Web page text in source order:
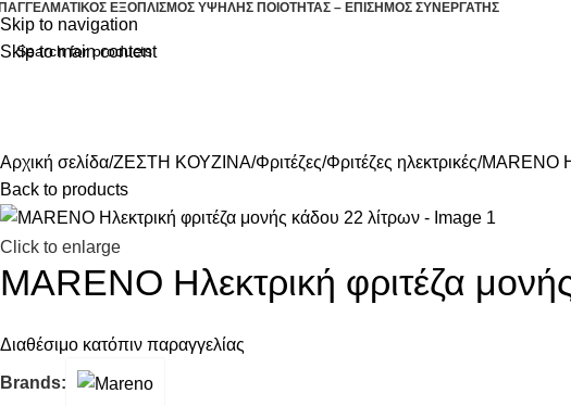
Skip to navigation
Skip to main content
ΕΞΟΠΛΙΣΜΟΣ ΥΨΗΛΗΣ ΠΟΙΟΤΗΤΑΣ – ΕΠΙΣΗΜΟΣ ΣΥΝΕΡΓΑΤΗΣ
Αρχική σελίδα ΖΕΣΤΗ ΚΟΥΖΙΝΑ Φριτέζες Φριτέζες ηλεκτρικές MARENO
Back to products
Click to enlarge
MARENO Ηλεκτρική φριτέζα
Διαθέσιμο κατόπιν παραγγελίας
Brands: